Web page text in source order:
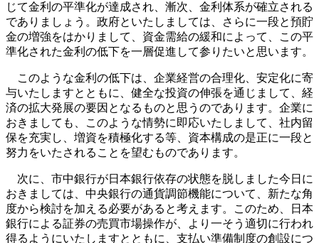
じて金利の平準化が達成され、漸次、金利体系が確立される
でありましょう。政府といたしましては、さらに一段と預貯
金の増強をはかりまして、資金需給の緩和によって、この平
準化された金利の低下を一層促進して参りたいと思います。
このような金利の低下は、企業経営の合理化、安定化に寄
与いたしますとともに、健全な投資の伸張を通じまして、経
済の拡大発展の要因となるものと思うのであります。企業に
おきましても、このような情勢に即応いたしまして、社内留
保を充実し、増資を積極化する等、資本構成の是正に一段と
努力をいたされることを望むものであります。
次に、市中銀行が日本銀行依存の状態を脱しました今日に
おきましては、中央銀行の通貨調節機能について、新たな角
度から検討を加える必要があると考えます。このため、日本
銀行による証券の売買市場操作が、より一そう適切に行われ
得るようにいたしますとともに、支払い準備制度の創設につ